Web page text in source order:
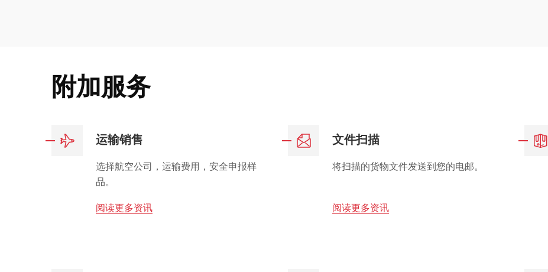
附加服务
运输销售
选择航空公司，运输费用，安全申报样
品。
阅读更多资讯
文件扫描
将扫描的货物文件发送到您的电邮。
阅读更多资讯